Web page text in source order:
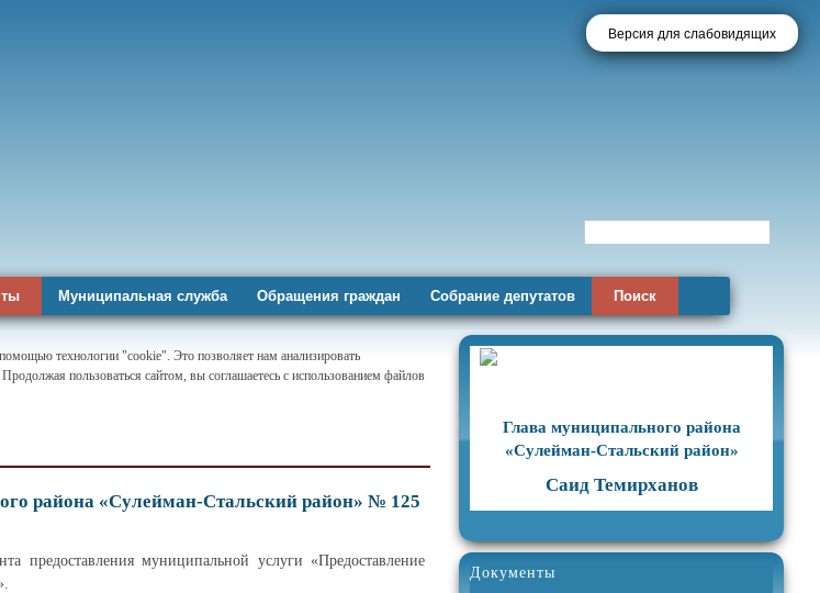
Версия для слабовидящих
Муниципальная служба Обращения граждан Собрание депутатов Поиск
технологии "cookie". Это позволяет нам анализировать
пользоваться сайтом, вы соглашаетесь с использованием файлов
района «Сулейман-Стальский район» № 125
предоставления муниципальной услуги «Предоставление
Глава муниципального района
«Сулейман-Стальский район»
Саид Темирханов
Документы